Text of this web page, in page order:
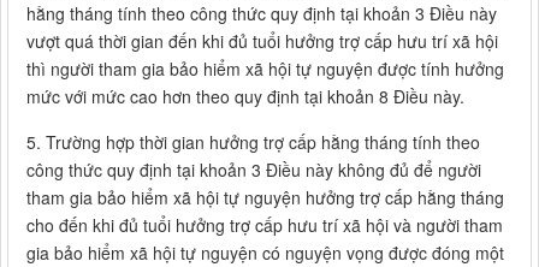
hằng tháng tính theo công thức quy định tại khoản 3 Điều này
vượt quá thời gian đến khi đủ tuổi hưởng trợ cấp hưu trí xã hội
thì người tham gia bảo hiểm xã hội tự nguyện được tính hưởng
mức với mức cao hơn theo quy định tại khoản 8 Điều này.
5. Trường hợp thời gian hưởng trợ cấp hằng tháng tính theo
công thức quy định tại khoản 3 Điều này không đủ để người
tham gia bảo hiểm xã hội tự nguyện hưởng trợ cấp hằng tháng
cho đến khi đủ tuổi hưởng trợ cấp hưu trí xã hội và người tham
gia bảo hiểm xã hội tự nguyện có nguyện vọng được đóng một